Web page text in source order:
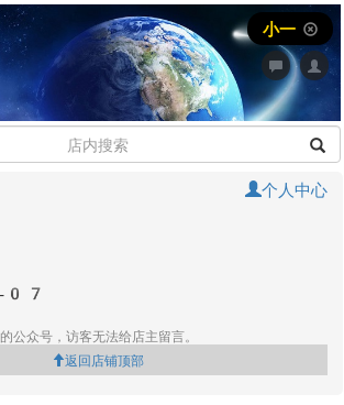
小一
个人中心
07
公众号，访客无法给店主留言。
返回店铺顶部